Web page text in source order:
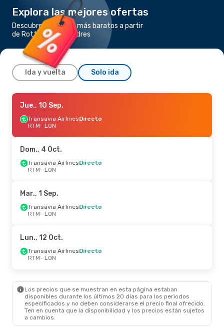
Explora las mejores ofertas
Descubre los vuelos más baratos a partir
de Rotterdam a Londres
Ida y vuelta Solo ida
Mar., 25 Ago.
Transavia AirlinesDirecto
RTM- LON
LON- RTM
Jue., 17 Sep.- Dom., 20 Sep.
EasyjetDirecto
LON - RTM
Jue., 10 Sep.
Transavia AirlinesDirecto
RTM- LON
Dom., 4 Oct.
Transavia AirlinesDirecto
RTM- LON
Mar., 1 Sep.
Transavia AirlinesDirecto
RTM- LON
Lun., 12 Oct.
Transavia AirlinesDirecto
RTM- LON
Los precios que se muestran en esta página estaban
disponibles durante los últimos 20 días para los periodos
especificados y no deben considerarse el precio final ofrecido.
Ten en cuenta que la disponibilidad y los precios están sujetos
a cambios.